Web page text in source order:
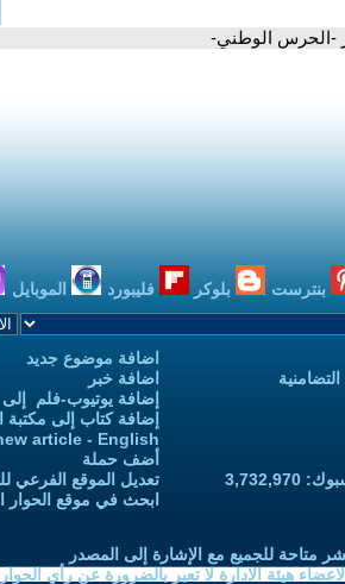
-الحرس الوطني-
بنترست بلوكر فليبورد الموبايل
اضافة موضوع جديد
اضافة خبر
إضافة يوتيوب-فلم إلى
إضافة كتاب إلى مكتبة
article - English
أضف حملة
تعديل الموقع الفرعي
ابحث في موقع الحوار
متاحة للجميع مع الإشارة إلى المصدر
هيئة الادارة لا تعبر بالضرورة عن رأي